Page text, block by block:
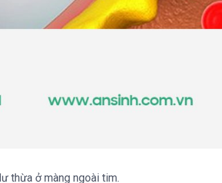
thừa ở màng ngoài tim.